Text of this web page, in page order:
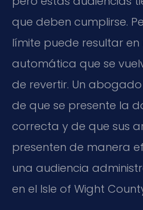
que deben cumplirse.
límite puede resultar en
automática que se
de revertir. Un
de que se presente la
correcta y de que sus
presenten de manera
una audiencia
en el Isle of Wight